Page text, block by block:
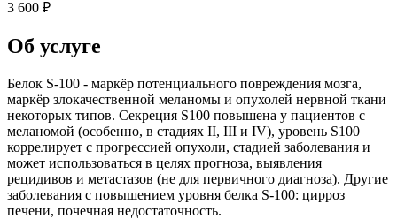
3 600 ₽
Об услуге
Белок S-100 - маркёр потенциального повреждения мозга,
маркёр злокачественной меланомы и опухолей нервной ткани
некоторых типов. Секреция S100 повышена у пациентов с
меланомой (особенно, в стадиях II, III и IV), уровень S100
коррелирует с прогрессией опухоли, стадией заболевания и
может использоваться в целях прогноза, выявления
рецидивов и метастазов (не для первичного диагноза). Другие
заболевания с повышением уровня белка S-100: цирроз
печени, почечная недостаточность.